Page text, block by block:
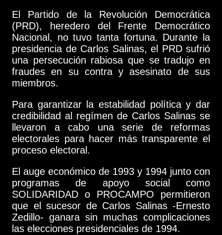
El Partido de la Revolución Democrática
(PRD), heredero del Frente Democrático
Nacional, no tuvo tanta fortuna. Durante la
presidencia de Carlos Salinas, el PRD sufrió
una persecución rabiosa que se tradujo en
fraudes en su contra y asesinato de sus
miembros.
Para garantizar la estabilidad política y dar
credibilidad al regímen de Carlos Salinas se
llevaron a cabo una serie de reformas
electorales para hacer más transparente el
proceso electoral.
El auge económico de 1993 y 1994 junto con
programas de apoyo social como
SOLIDARIDAD o PROCAMPO permitieron
que el sucesor de Carlos Salinas -Ernesto
Zedillo- ganara sin muchas complicaciones
las elecciones presidenciales de 1994.